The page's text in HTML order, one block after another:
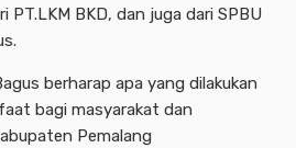
PT.LKM BKD, dan juga dari SPBU
berharap apa yang dilakukan
bagi masyarakat dan
Pemalang